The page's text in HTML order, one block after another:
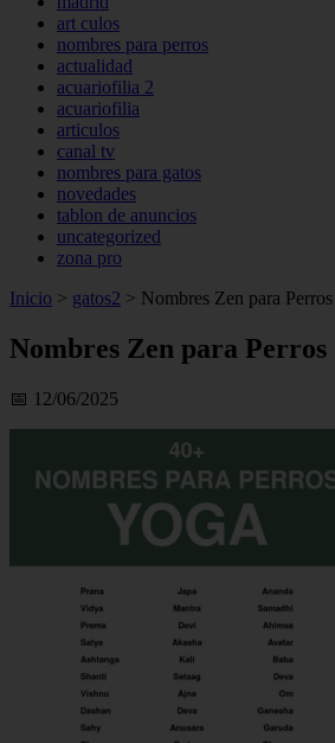
art culos
nombres para perros
actualidad
acuariofilia 2
acuariofilia
articulos
canal tv
nombres para gatos
novedades
tablon de anuncios
uncategorized
zona pro
Inicio > gatos2 > Nombres Zen para Perros
Nombres Zen para Perros
📅 12/06/2025